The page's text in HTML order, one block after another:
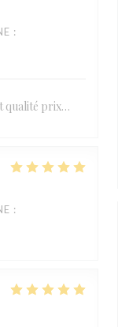
:
qualité prix…
: